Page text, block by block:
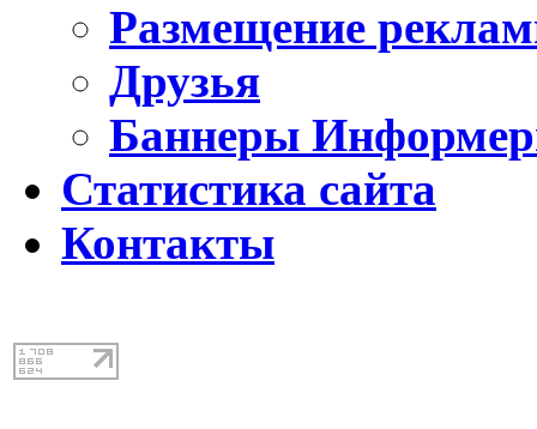
Размещение
Друзья
Баннеры
Статистика сайта
Контакты